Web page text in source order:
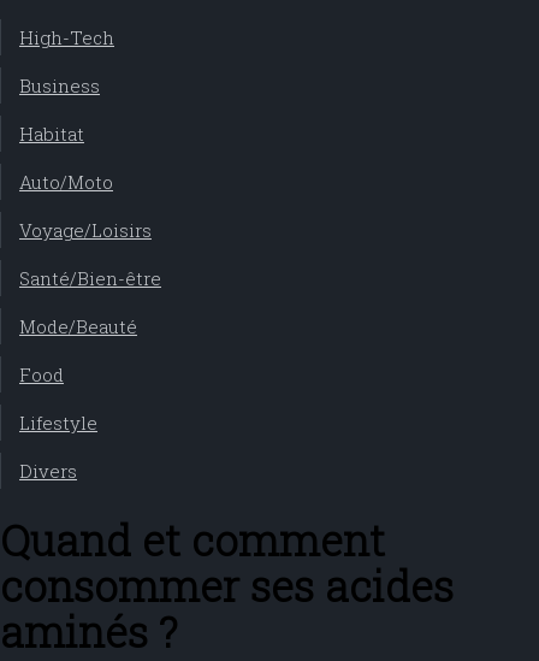
High-Tech
Business
Habitat
Auto/Moto
Voyage/Loisirs
Santé/Bien-être
Mode/Beauté
Food
Lifestyle
Divers
Quand et comment
consommer ses acides
aminés ?